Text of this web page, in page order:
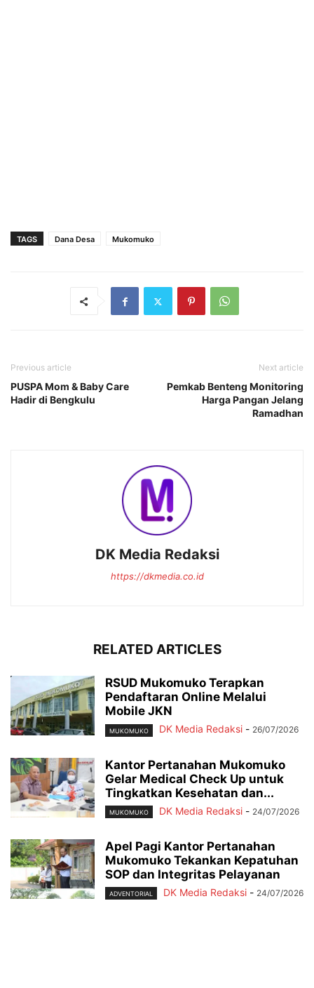
TAGS Dana Desa Mukomuko
Previous article
PUSPA Mom & Baby Care
Hadir di Bengkulu
Next article
Pemkab Benteng Monitoring
Harga Pangan Jelang
Ramadhan
DK Media Redaksi
https://dkmedia.co.id
RELATED ARTICLES
RSUD Mukomuko Terapkan
Pendaftaran Online Melalui
Mobile JKN
MUKOMUKO DK Media Redaksi - 26/07/2026
Kantor Pertanahan Mukomuko
Gelar Medical Check Up untuk
Tingkatkan Kesehatan dan...
MUKOMUKO DK Media Redaksi - 24/07/2026
Apel Pagi Kantor Pertanahan
Mukomuko Tekankan Kepatuhan
SOP dan Integritas Pelayanan
ADVENTORIAL DK Media Redaksi - 24/07/2026